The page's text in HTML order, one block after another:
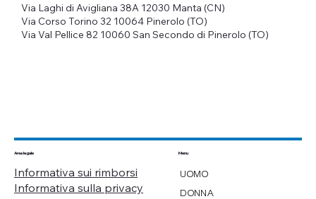
Via Laghi di Avigliana 38A 12030 Manta (CN)
Via Val Pellice 82 10060 San Secondo di Pinerolo (TO)
Via Corso Torino 32 10064 Pinerolo (TO)
Area legale
Informativa sui rimborsi
Informativa sulla privacy
Menu
UOMO
DONNA